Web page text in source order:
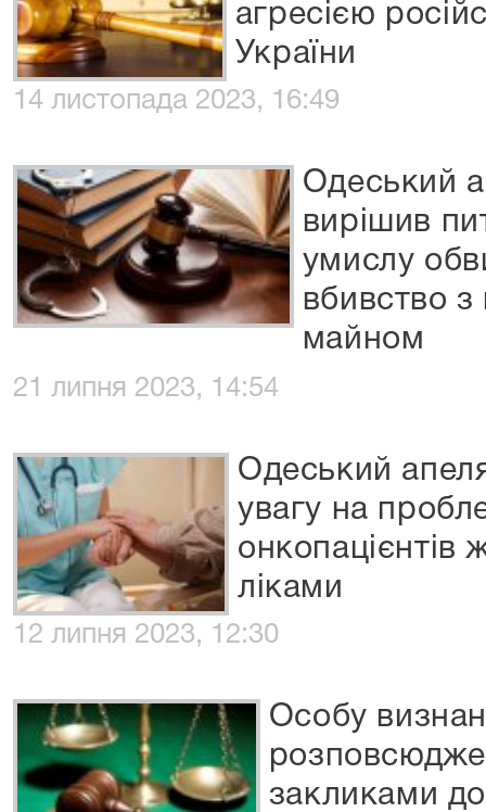
агресією
України
14 листопада 2023, 16:49
Одеський
вирішив
умислу
вбивство з
майном
21 липня 2023, 14:54
Одеський
увагу на
онкопацієнтів
ліками
12 липня 2023, 12:30
Особу
закликами